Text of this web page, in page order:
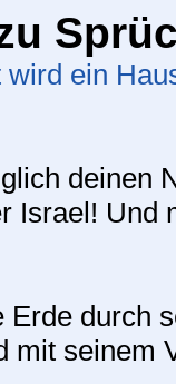
ein
deinen
Israel!
Erde durch
mit seinem